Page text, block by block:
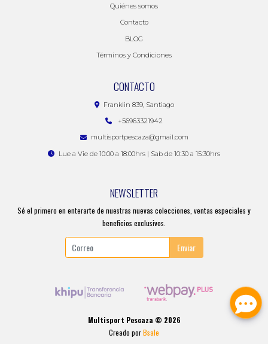
Quiénes somos
Contacto
BLOG
Términos y Condiciones
CONTACTO
Franklin 839, Santiago
+56963321942
multisportpescaza@gmail.com
Lue a Vie de 10:00 a 18:00hrs | Sab de 10:30 a 15:30hrs
NEWSLETTER
Sé el primero en enterarte de nuestras nuevas colecciones, ventas especiales y
beneficios exclusivos.
Enviar
Multisport Pescaza © 2026
Creado porBsale